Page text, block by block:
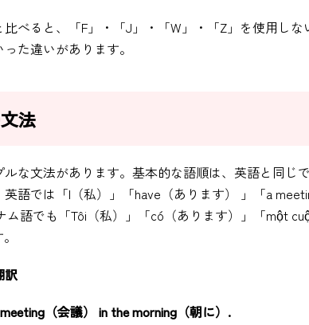
べると、「F」・「J」・「W」・「Z」を使用し
た違いがあります。
法
な文法があります。基本的な語順は、英語と同じで
語では「I（私）」「have（あります） 」「a
語でも「Tôi（私）」「có（あります）」「một
訳
（会議） in the morning（朝に）.